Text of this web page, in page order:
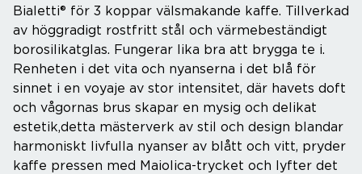
Bialetti® för 3 koppar välsmakande kaffe. Tillverkad
av höggradigt rostfritt stål och värmebeständigt
borosilikatglas. Fungerar lika bra att brygga te i.
Renheten i det vita och nyanserna i det blå för
sinnet i en voyaje av stor intensitet, där havets doft
och vågornas brus skapar en mysig och delikat
estetik,detta mästerverk av stil och design blandar
harmoniskt livfulla nyanser av blått och vitt, pryder
kaffe pressen med Maiolica-trycket och lyfter det